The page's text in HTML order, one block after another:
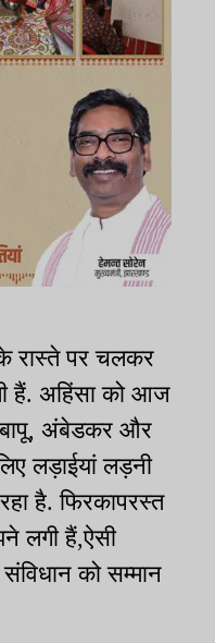
के रास्ते पर चलकर
हैं. अहिंसा को आज
बापू, अंबेडकर और
लड़ाईयां लड़नी
है. फिरकापरस्त
लगी हैं,ऐसी
को सम्मान